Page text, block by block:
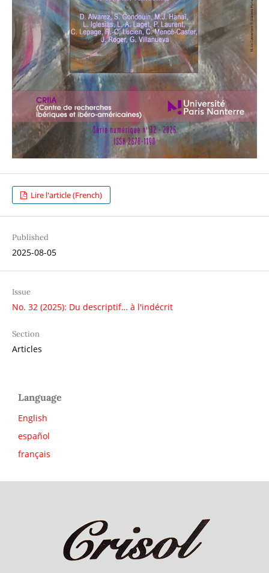
Lire l'article (French)
Published
2025-08-05
Issue
No. 32 (2025): Du descriptif… à l'indécrit
Section
Articles
Language
English
español
français